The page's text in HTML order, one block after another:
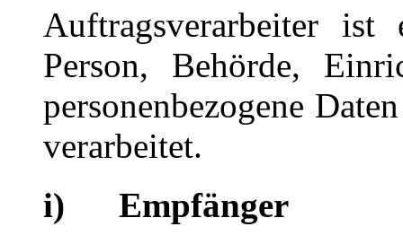
Auftragsverarbeiter
Person, Behörde,
personenbezogene
verarbeitet.
i) Empfänger